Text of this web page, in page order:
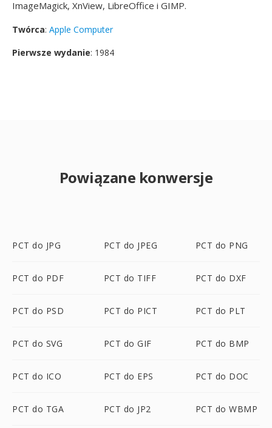
ImageMagick, XnView, LibreOffice i GIMP.
Twórca: Apple Computer
Pierwsze wydanie: 1984
Powiązane konwersje
PCT do JPG PCT do JPEG PCT do PNG
PCT do PDF PCT do TIFF PCT do DXF
PCT do PSD PCT do PICT PCT do PLT
PCT do SVG PCT do GIF PCT do BMP
PCT do ICO PCT do EPS PCT do DOC
PCT do TGA PCT do JP2 PCT do WBMP